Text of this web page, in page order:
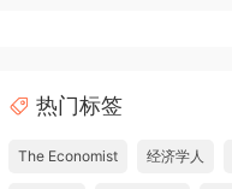
热门标签
The Economist 经济学人